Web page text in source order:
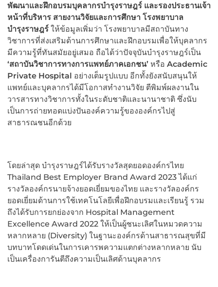
พัฒนาและฝึกอบรมบุคลากรบำรุงราษฎร์ และรองประธานเจ้า
หน้าที่บริหาร สายงานวิจัยและการศึกษา โรงพยาบาล
บำรุงราษฎร์ ให้ข้อมูลเพิ่มว่า โรงพยาบาลมีสถาบันทาง
วิชาการที่ส่งเสริมด้านการศึกษาและฝึกอบรมเพื่อให้บุคลากร
มีความรู้ที่ทันสมัยอยู่เสมอ ถือได้ว่าปัจจุบันบำรุงราษฎร์เป็น
‘สถาบันวิชาการทางการแพทย์ภาคเอกชน’ หรือ Academic
Private Hospital อย่างเต็มรูปแบบ อีกทั้งยังสนับสนุนให้
แพทย์และบุคลากรได้มีโอกาสทำงานวิจัย ตีพิมพ์ผลงานใน
วารสารทางวิชาการทั้งในระดับชาติและนานาชาติ ซึ่งนับ
เป็นการถ่ายทอดแบ่งปันองค์ความรู้ขององค์กรไปสู่
สาธารณชนอีกด้วย
โดยล่าสุด บำรุงราษฎร์ได้รับรางวัลสุดยอดองค์กรไทย
Thailand Best Employer Brand Award 2023 ได้แก่
รางวัลองค์กรนายจ้างยอดเยี่ยมของไทย และรางวัลองค์กร
ยอดเยี่ยมด้านการใช้เทคโนโลยีเพื่อฝึกอบรมและเรียนรู้ รวม
ถึงได้รับการยกย่องจาก Hospital Management
Excellence Award 2022 ให้เป็นผู้ชนะเลิศในหมวดความ
หลากหลาย (Diversity) ในฐานะองค์กรด้านสาธารณสุขที่มี
บทบาทโดดเด่นในการเคารพความแตกต่างหลากหลาย นับ
เป็นเครื่องการันตีถึงความเป็นเลิศด้านบุคลากร